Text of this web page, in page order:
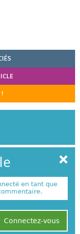
en tant que
Connectez-vous